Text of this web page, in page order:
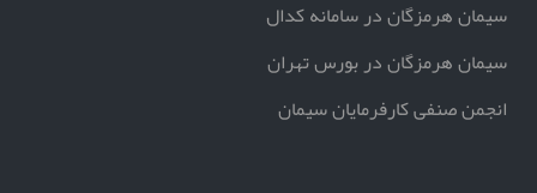
سیمان هرمزگان در سامانه کدال
سیمان هرمزگان در بورس تهران
انجمن صنفی کارفرمایان سیمان